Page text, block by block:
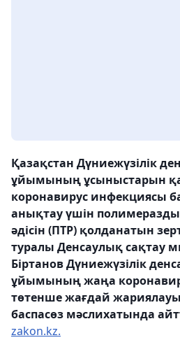
Қазақстан Дүниежүзілік
ұйымының ұсыныстарын
коронавирус инфекциясы
анықтау үшін полимеразды
әдісін (ПТР) қолданатын
туралы Денсаулық сақтау
Біртанов Дүниежүзілік
ұйымының жаңа
төтенше жағдай
баспасөз мәслихатында
zakon.kz.